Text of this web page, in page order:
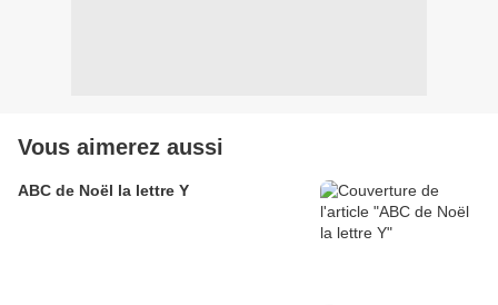
Vous aimerez aussi
ABC de Noël la lettre Y